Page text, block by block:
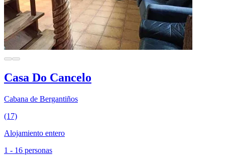
Casa Do Cancelo
Cabana de Bergantiños
(17)
Alojamiento entero
1 - 16 personas